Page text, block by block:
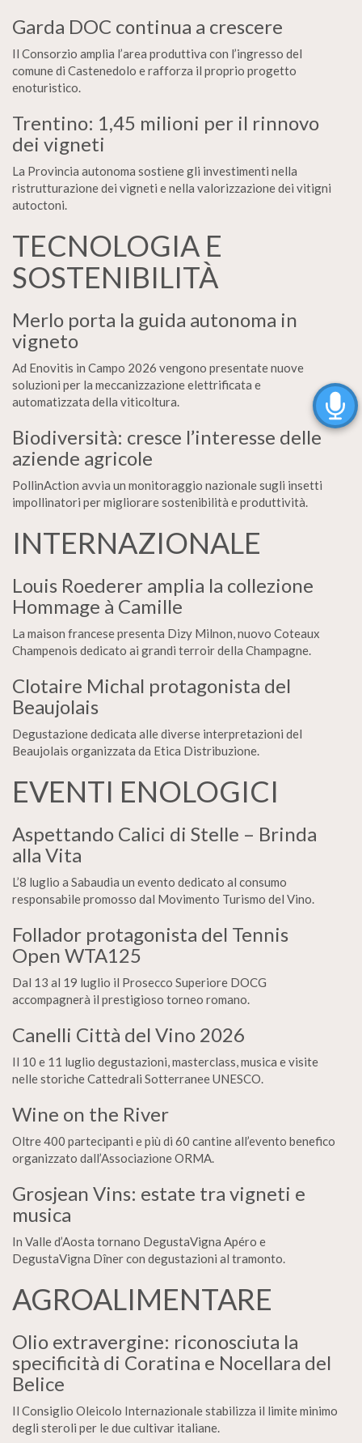
Garda DOC continua a crescere
Il Consorzio amplia l’area produttiva con l’ingresso del
comune di Castenedolo e rafforza il proprio progetto
enoturistico.
Trentino: 1,45 milioni per il rinnovo
dei vigneti
La Provincia autonoma sostiene gli investimenti nella
ristrutturazione dei vigneti e nella valorizzazione dei vitigni
autoctoni.
TECNOLOGIA E
SOSTENIBILITÀ
Merlo porta la guida autonoma in
vigneto
Ad Enovitis in Campo 2026 vengono presentate nuove
soluzioni per la meccanizzazione elettrificata e
automatizzata della viticoltura.
Biodiversità: cresce l’interesse delle
aziende agricole
PollinAction avvia un monitoraggio nazionale sugli insetti
impollinatori per migliorare sostenibilità e produttività.
INTERNAZIONALE
Louis Roederer amplia la collezione
Hommage à Camille
La maison francese presenta Dizy Milnon, nuovo Coteaux
Champenois dedicato ai grandi terroir della Champagne.
Clotaire Michal protagonista del
Beaujolais
Degustazione dedicata alle diverse interpretazioni del
Beaujolais organizzata da Etica Distribuzione.
EVENTI ENOLOGICI
Aspettando Calici di Stelle – Brinda
alla Vita
L’8 luglio a Sabaudia un evento dedicato al consumo
responsabile promosso dal Movimento Turismo del Vino.
Follador protagonista del Tennis
Open WTA125
Dal 13 al 19 luglio il Prosecco Superiore DOCG
accompagnerà il prestigioso torneo romano.
Canelli Città del Vino 2026
Il 10 e 11 luglio degustazioni, masterclass, musica e visite
nelle storiche Cattedrali Sotterranee UNESCO.
Wine on the River
Oltre 400 partecipanti e più di 60 cantine all’evento benefico
organizzato dall’Associazione ORMA.
Grosjean Vins: estate tra vigneti e
musica
In Valle d’Aosta tornano DegustaVigna Apéro e
DegustaVigna Dîner con degustazioni al tramonto.
AGROALIMENTARE
Olio extravergine: riconosciuta la
specificità di Coratina e Nocellara del
Belice
Il Consiglio Oleicolo Internazionale stabilizza il limite minimo
degli steroli per le due cultivar italiane.